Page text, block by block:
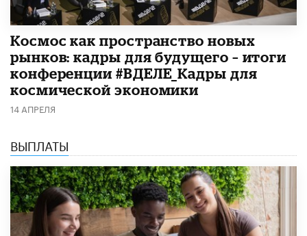
Космос как пространство новых
рынков: кадры для будущего – итоги
конференции #ВДЕЛЕ_Кадры для
космической экономики
14 АПРЕЛЯ
ВЫПЛАТЫ